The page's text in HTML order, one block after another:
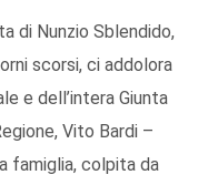
di Nunzio Sblendido,
scorsi, ci addolora
e dell’intera Giunta
Vito Bardi –
famiglia, colpita da